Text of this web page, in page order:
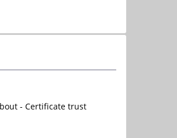
- Certificate trust